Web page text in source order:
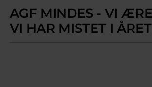
AGF MINDES - VI
VI HAR MISTET I